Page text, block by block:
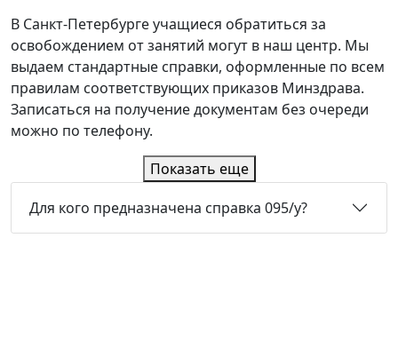
В Санкт-Петербурге учащиеся обратиться за
освобождением от занятий могут в наш центр. Мы
выдаем стандартные справки, оформленные по всем
правилам соответствующих приказов Минздрава.
Записаться на получение документам без очереди
можно по телефону.
Показать еще
Для кого предназначена справка 095/у?